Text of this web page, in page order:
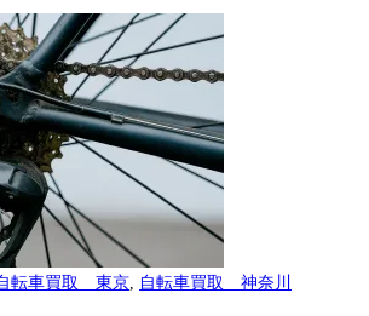
転車買取 東京 自転車買取 神奈川